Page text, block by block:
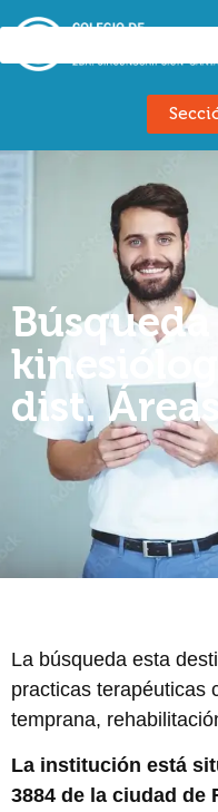
dist.
La búsqueda esta
practicas terapéuticas
temprana,
La institución está
3884 de la ciudad de